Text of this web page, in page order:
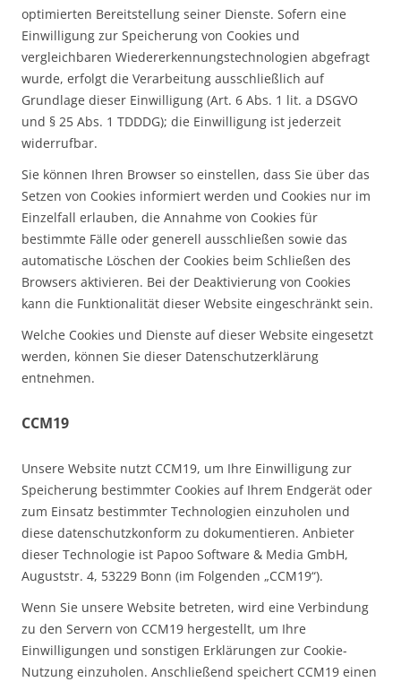
optimierten Bereitstellung seiner Dienste. Sofern eine
Einwilligung zur Speicherung von Cookies und
vergleichbaren Wiedererkennungstechnologien abgefragt
wurde, erfolgt die Verarbeitung ausschließlich auf
Grundlage dieser Einwilligung (Art. 6 Abs. 1 lit. a DSGVO
und § 25 Abs. 1 TDDDG); die Einwilligung ist jederzeit
widerrufbar.
Sie können Ihren Browser so einstellen, dass Sie über das
Setzen von Cookies informiert werden und Cookies nur im
Einzelfall erlauben, die Annahme von Cookies für
bestimmte Fälle oder generell ausschließen sowie das
automatische Löschen der Cookies beim Schließen des
Browsers aktivieren. Bei der Deaktivierung von Cookies
kann die Funktionalität dieser Website eingeschränkt sein.
Welche Cookies und Dienste auf dieser Website eingesetzt
werden, können Sie dieser Datenschutzerklärung
entnehmen.
CCM19
Unsere Website nutzt CCM19, um Ihre Einwilligung zur
Speicherung bestimmter Cookies auf Ihrem Endgerät oder
zum Einsatz bestimmter Technologien einzuholen und
diese datenschutzkonform zu dokumentieren. Anbieter
dieser Technologie ist Papoo Software & Media GmbH,
Auguststr. 4, 53229 Bonn (im Folgenden „CCM19“).
Wenn Sie unsere Website betreten, wird eine Verbindung
zu den Servern von CCM19 hergestellt, um Ihre
Einwilligungen und sonstigen Erklärungen zur Cookie-
Nutzung einzuholen. Anschließend speichert CCM19 einen